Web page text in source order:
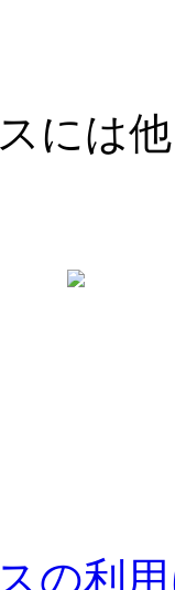
には
の利